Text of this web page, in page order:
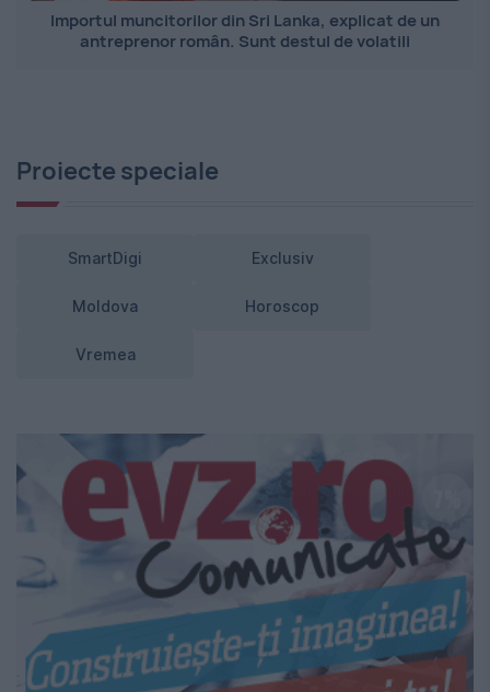
Importul muncitorilor din Sri Lanka, explicat de un
antreprenor român. Sunt destul de volatili
Proiecte speciale
SmartDigi Exclusiv
Moldova Horoscop
Vremea